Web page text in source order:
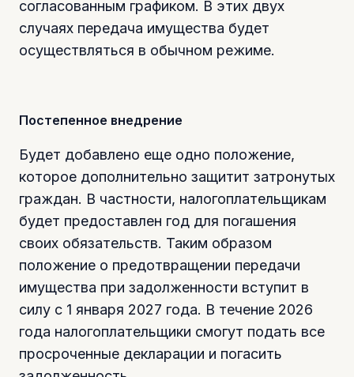
согласованным графиком. В этих двух
случаях передача имущества будет
осуществляться в обычном режиме.
Постепенное внедрение
Будет добавлено еще одно положение,
которое дополнительно защитит затронутых
граждан. В частности, налогоплательщикам
будет предоставлен год для погашения
своих обязательств. Таким образом
положение о предотвращении передачи
имущества при задолженности вступит в
силу с 1 января 2027 года. В течение 2026
года налогоплательщики смогут подать все
просроченные декларации и погасить